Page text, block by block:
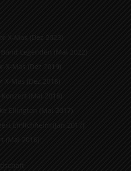
X-Mas (Dez 2023)
Legenden (Mai 2022)
X-Mas (Dez 2019)
X-Mas (Dez 2018)
(Mai 2018)
Ellington (Mai 2017)
Emlichheim (Jan 2017)
(Mai 2016)